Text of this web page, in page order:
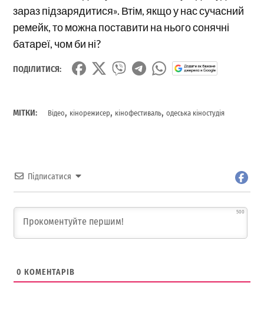
зараз підзарядитися». Втім, якщо у нас сучасний
ремейк, то можна поставити на нього сонячні
батареї, чом би ні?
ПОДІЛИТИСЯ:
МІТКИ: Відео, кінорежисер, кінофестиваль,одеська кіностудія
Підписатися
500
0 КОМЕНТАРІВ